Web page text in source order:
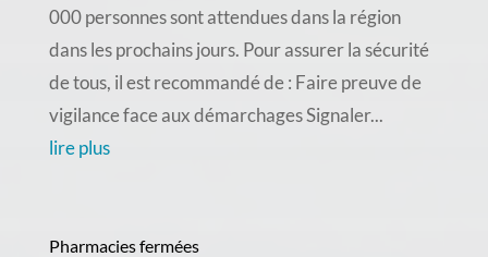
000 personnes sont attendues dans la région
dans les prochains jours. Pour assurer la sécurité
de tous, il est recommandé de : Faire preuve de
vigilance face aux démarchages Signaler...
lire plus
Pharmacies fermées